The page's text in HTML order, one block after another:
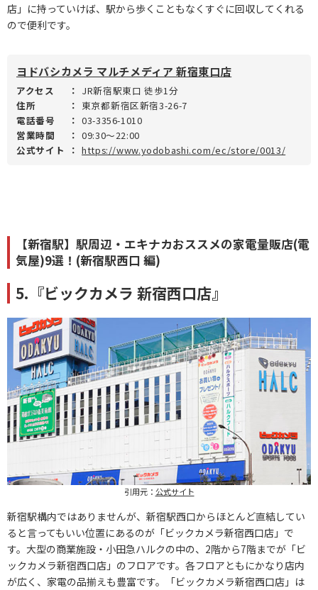
店」に持っていけば、駅から歩くこともなくすぐに回収してくれる
ので便利です。
ヨドバシカメラ マルチメディア 新宿東口店
アクセス ： JR新宿駅東口 徒歩1分
住所
： 東京都新宿区新宿3-26-7
電話番号
： 03-3356-1010
営業時間
： 09:30～22:00
公式サイト
： https://www.yodobashi.com/ec/store/0013/
【新宿駅】駅周辺・エキナカおススメの家電量販店(電
気屋)9選！(新宿駅西口 編)
5.『ビックカメラ 新宿西口店』
引用元： 公式サイト
新宿駅構内ではありませんが、新宿駅西口からほとんど直結してい
ると言ってもいい位置にあるのが「ビックカメラ新宿西口店」で
す。大型の商業施設・小田急ハルクの中の、2階から7階までが「ビ
ックカメラ新宿西口店」のフロアです。各フロアともにかなり店内
が広く、家電の品揃えも豊富です。「ビックカメラ新宿西口店」は